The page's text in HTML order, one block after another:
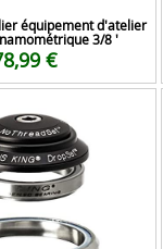
équipement d'atelier
3/8 '
€